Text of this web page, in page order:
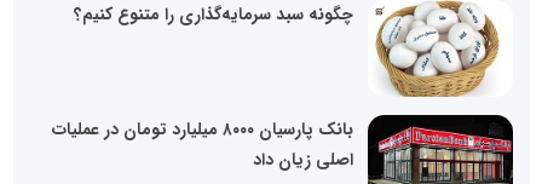
چگونه سبد سرمایه‌گذاری را متنوع کنیم؟
بانک پارسیان ۸۰۰۰ میلیارد تومان در عملیات
اصلی زیان داد